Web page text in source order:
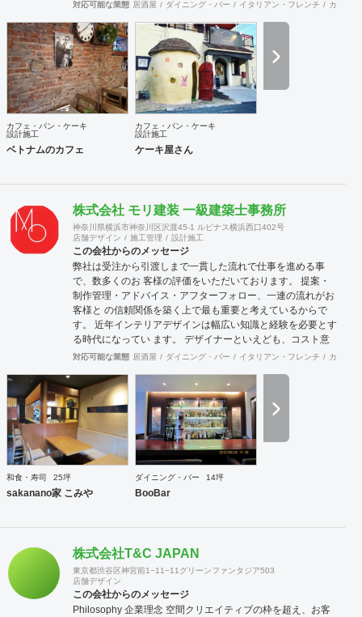
ません。 協力会社 株式会社 河野建築デザイン 神奈川県川崎
市 エッジデザインワークス株式会社 群馬県前橋市
対応可能な業態 居酒屋 ダイニング・バー イタリアン・フレンチ カフェ
カフェ・パン・ケーキ
設計施工
ベトナムのカフェ
カフェ・パン・ケーキ
設計施工
ケーキ屋さん
株式会社 モリ建装 一級建築士事務所
神奈川県横浜市神奈川区沢渡45-1 ルピナス横浜西口402号
店舗デザイン
施工管理 設計施工
この会社からのメッセージ
弊社は受注から引渡しまで一貫した流れで仕事を進める事
で、数多くのお 客様の評価をいただいております。 提案・
制作管理・アドバイス・アフターフォロー、一連の流れがお
客様と の信頼関係を築く上で最も重要と考えているからで
す。 近年インテリアデザインは幅広い知識と経験を必要とす
る時代になってい ます。 デザイナーといえども、コスト意
識・建築・設備・法規、多方面の経験と 知識が要求されま
験豊富なデザイナー、建築士が、数多くの実績をもとに「よ
い仕 事」を提供できるように努力しております。
対応可能な業態 居酒屋 ダイニング・バー イタリアン・フレンチ カフェ
和食・寿司 25坪
sakanano家 こみや
ダイニング・バー 14坪
BooBar
株式会社T&C JAPAN
東京都渋谷区神宮前1−11−11グリーンファンタジア503
店舗デザイン
この会社からのメッセージ
Philosophy 企業理念 空間クリエイティブの枠を超え、お客